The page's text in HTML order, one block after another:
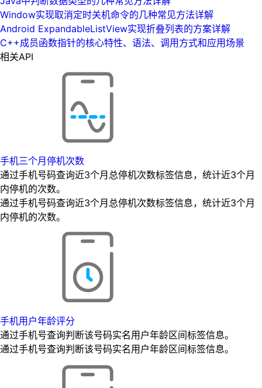
Window实现取消定时关机命令的几种常见方法详解
Android ExpandableListView实现折叠列表的方案详解
C++成员函数指针的核心特性、语法、调用方式和应用场景
相关API
手机三个月停机次数
通过手机号码查询近3个月总停机次数标签信息，统计近3个月
内停机的次数。
通过手机号码查询近3个月总停机次数标签信息，统计近3个月
内停机的次数。
手机用户年龄评分
通过手机号查询判断该号码实名用户年龄区间标签信息。
通过手机号查询判断该号码实名用户年龄区间标签信息。